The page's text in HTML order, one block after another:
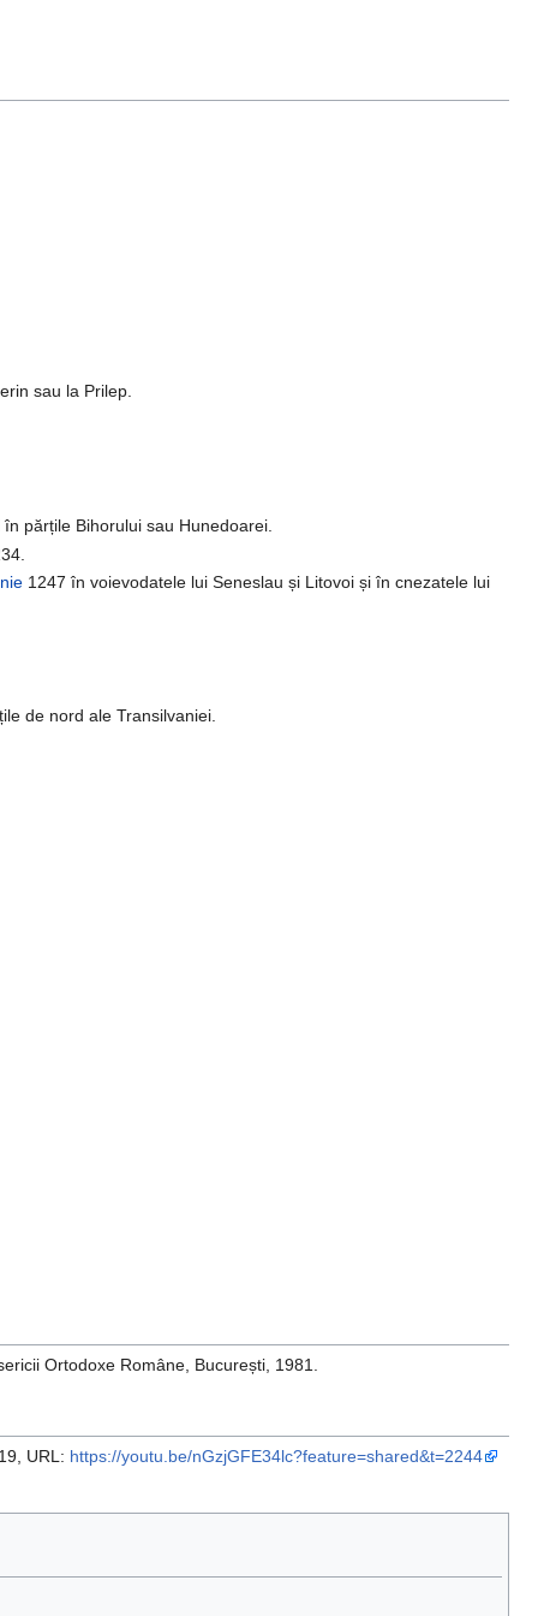
sau la Prilep.
părțile Bihorului sau Hunedoarei.
1247 în voievodatele lui Seneslau și Litovoi și în cnezatele lui
de nord ale Transilvaniei.
Ortodoxe Române, București, 1981.
URL: https://youtu.be/nGzjGFE34lc?feature=shared&t=2244